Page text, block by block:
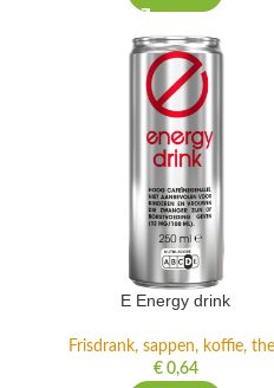
E Energy drink
Frisdrank, sappen, koffie,
€0,64